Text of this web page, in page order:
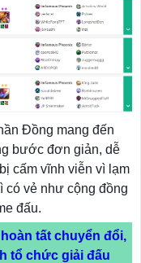
Đồng mang đến
bước đơn giản, dễ
cấm vĩnh viễn vì lạm
có vẻ như cộng đồng
đấu.
tất chuyển đổi,
tổ chức giải đấu